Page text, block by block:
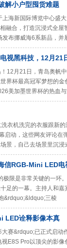
解小户型囤货难题
海新国际博览中心盛
融合，打造沉浸式全
布挪威海6系新品，并
视黑科技，12月21
12月21日，青岛奥帆
界杯最高冠军梦想的
美加墨世界杯的热血
衣机洗完的衣服跟新
启动，这些网友评论在
景，自己去场景里沉浸
信RGB-Mini LED电
限是非常关键的一环
足的一幕。主持人和
&rdquo;&ldquo;三棱
LED诠释影像本真
赛&rdquo;已正式启动
E8S Pro以顶尖的影